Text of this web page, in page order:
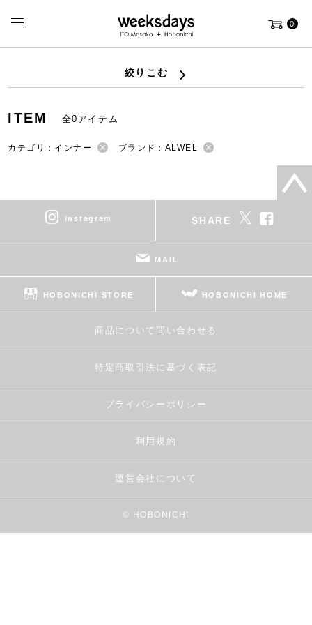
0
絞りこむ
ITEM 全0アイテム
カテゴリ：インナー ブランド：ALWEL
instagram SHARE
MAIL
HOBONICHI STORE HOBONICHI HOME
商品について問い合わせる
特定商取引法に基づく表記
プライバシーポリシー
利用規約
運営会社について
© HOBONICHI